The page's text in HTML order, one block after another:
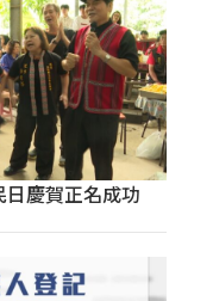
慶賀正名成功